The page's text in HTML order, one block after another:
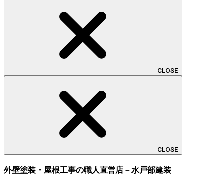
CLOSE
CLOSE
外壁塗装・屋根工事の職人直営店－水戸部建装